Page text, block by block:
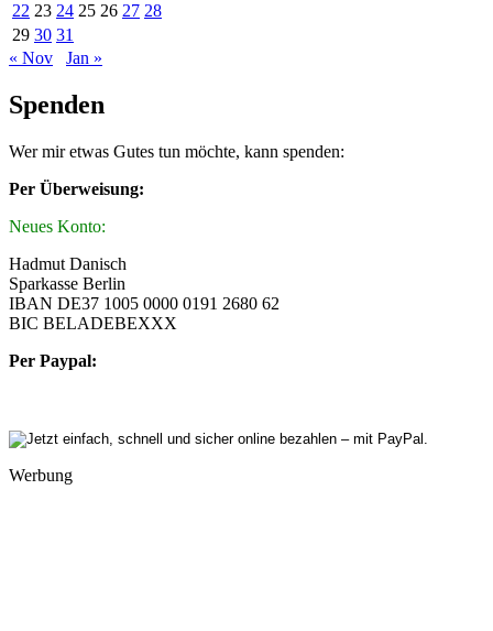
22 23 24 25 26 27 28
29 30 31
« Nov
Jan »
Spenden
Wer mir etwas Gutes tun möchte, kann spenden:
Per Überweisung:
Neues Konto:
Hadmut Danisch
Sparkasse Berlin
IBAN DE37 1005 0000 0191 2680 62
BIC BELADEBEXXX
Per Paypal:
Werbung